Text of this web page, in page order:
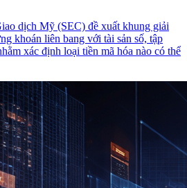
dịch Mỹ (SEC) đề xuất khung giải
khoán liên bang với tài sản số, tập
xác định loại tiền mã hóa nào có thể